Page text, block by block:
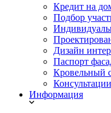
Кредит на
Подбор
Дизайн
Паспорт
Кровельный
Информация